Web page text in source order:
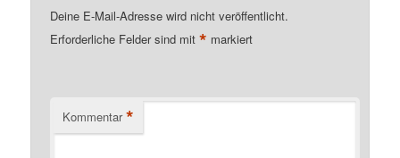
Deine E-Mail-Adresse wird nicht veröffentlicht.
Erforderliche Felder sind mit* markiert
Kommentar *